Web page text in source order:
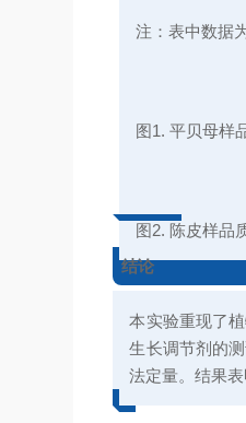
注：表中数据
图1. 平贝母样
图2. 陈皮样品
结论
本实验重现了
生长调节剂的
法定量。结果